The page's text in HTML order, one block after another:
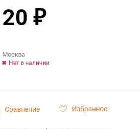
20 ₽
Москва
Нет в наличии
Сравнение Избранное